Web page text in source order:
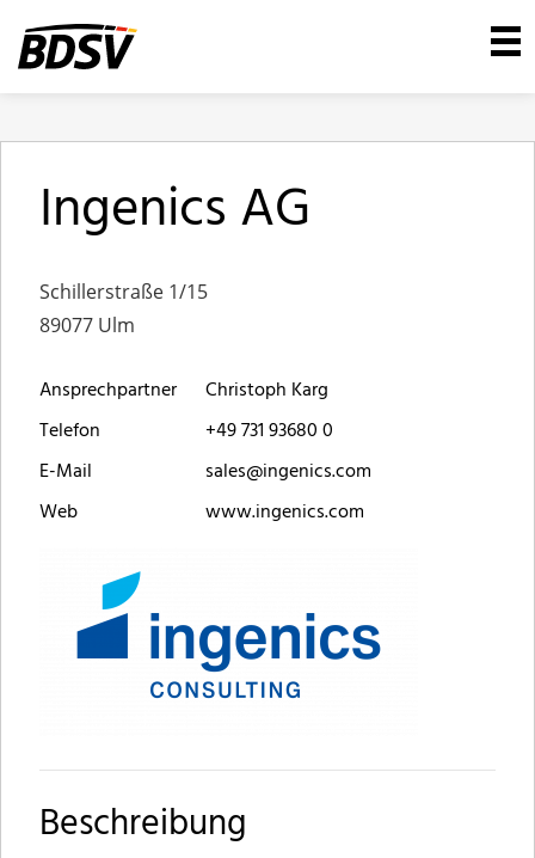
Ingenics AG
Schillerstraße 1/15
89077 Ulm
Ansprechpartner
Christoph Karg
Telefon
+49 731 93680 0
E-Mail
sales@ingenics.com
Web
www.ingenics.com
Beschreibung